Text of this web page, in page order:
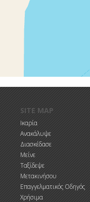
SITE MAP
Ικαρία
Ανακάλυψε
Διασκέδασε
Μείνε
Ταξίδεψε
Μετακινήσου
Επαγγελματικός Οδηγός
Χρήσιμα